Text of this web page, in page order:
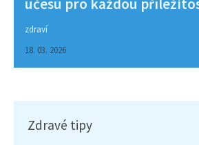
účesu pro každou
zdraví
18. 03. 2026
Zdravé tipy